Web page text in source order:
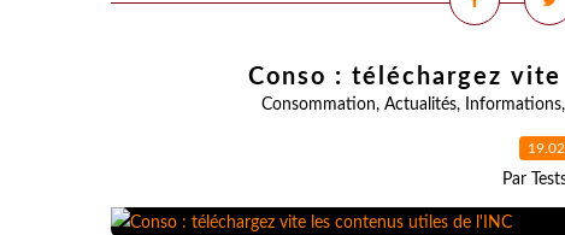
Conso : téléchargez
Consommation, Actualités, Informations,
Par